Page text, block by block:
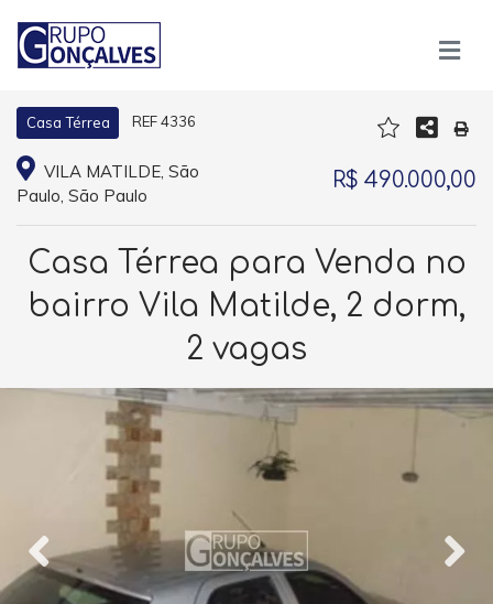
Casa Térrea REF 4336
VILA MATILDE, São
Paulo, São Paulo
R$ 490.000,00
Casa Térrea para Venda no
bairro Vila Matilde, 2 dorm,
2 vagas